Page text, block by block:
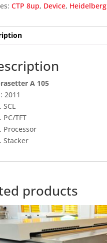
CTP 8up, Device, Heidelberg
A 105
2011
SCL
PC/TFT
Processor
Stacker
products